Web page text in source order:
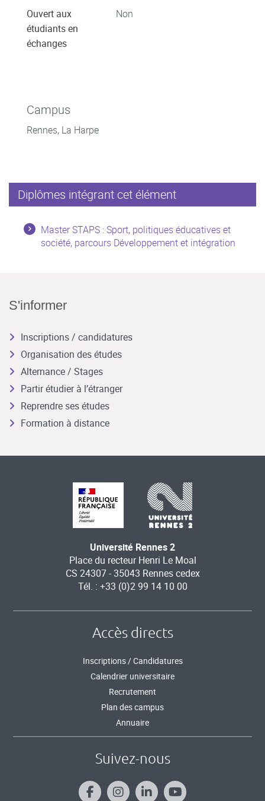
Ouvert aux
étudiants en
échanges
Non
Campus
Rennes, La Harpe
Diplômes intégrant cet élément
Master STAPS : Sport, politiques éducatives et
société, parcours Développement et intégration
S'informer
Inscriptions / candidatures
Organisation des études
Alternance / Stages
Partir étudier à l’étranger
Reprendre ses études
Formation à distance
Université Rennes 2
Place du recteur Henri Le Moal
CS 24307 - 35043 Rennes cedex
Tél. : +33 (0)2 99 14 10 00
Accès directs
Inscriptions / Candidatures
Calendrier universitaire
Recrutement
Plan des campus
Annuaire
Suivez-nous